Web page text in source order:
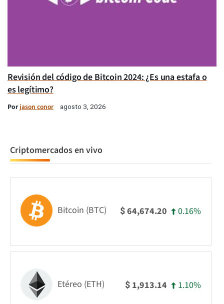
Revisión del código de Bitcoin 2024: ¿Es una estafa o
es legítimo?
Porjason conor agosto 3, 2026
Criptomercados en vivo
Bitcoin (BTC) $64,674.20 0.16%
Etéreo (ETH) $ 1,913.14 1.10%